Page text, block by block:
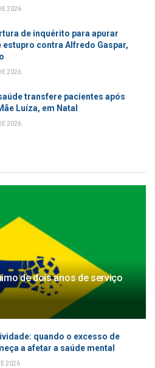
2026
de inquérito para apurar
estupro contra Alfredo Gaspar,
2026
transfere pacientes após
Luíza, em Natal
2026
de dois anos de serviço
quando o excesso de
a afetar a saúde mental
2026